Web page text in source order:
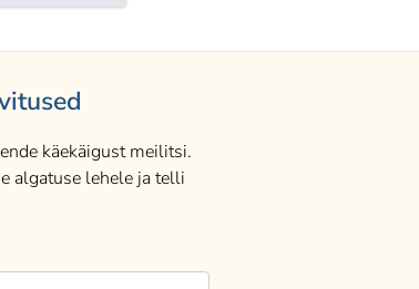
käekäigust meilitsi.
algatuse lehele ja telli